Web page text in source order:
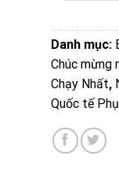
Danh mục:
Chúc mừng
Chạy Nhất,
Quốc tế